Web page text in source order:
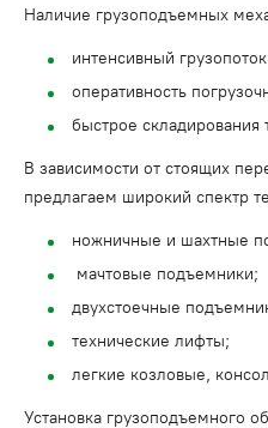
Наличие грузоподъемных
интенсивный
оперативность
быстрое складирования
В зависимости от стоящих
предлагаем широкий спектр
ножничные и шахтные
мачтовые подъемники;
двухстоечные
технические лифты;
легкие козловые,
Установка грузоподъемного